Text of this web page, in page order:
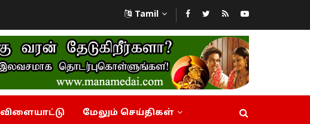
Tamil
விளையாட்டு மேலும் செய்திகள்